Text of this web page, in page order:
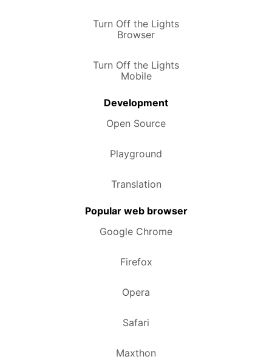
Turn Off the Lights
Browser
Turn Off the Lights
Mobile
Development
Open Source
Playground
Translation
Popular web browser
Google Chrome
Firefox
Opera
Safari
Maxthon